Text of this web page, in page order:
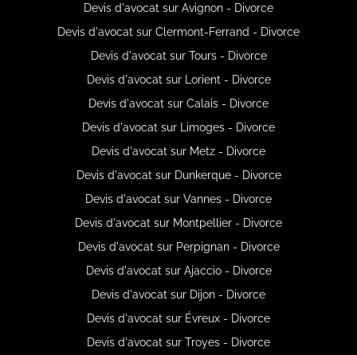
Devis d'avocat sur Avignon - Divorce
Devis d'avocat sur Clermont-Ferrand - Divorce
Devis d'avocat sur Tours - Divorce
Devis d'avocat sur Lorient - Divorce
Devis d'avocat sur Calais - Divorce
Devis d'avocat sur Limoges - Divorce
Devis d'avocat sur Metz - Divorce
Devis d'avocat sur Dunkerque - Divorce
Devis d'avocat sur Vannes - Divorce
Devis d'avocat sur Montpellier - Divorce
Devis d'avocat sur Perpignan - Divorce
Devis d'avocat sur Ajaccio - Divorce
Devis d'avocat sur Dijon - Divorce
Devis d'avocat sur Évreux - Divorce
Devis d'avocat sur Troyes - Divorce